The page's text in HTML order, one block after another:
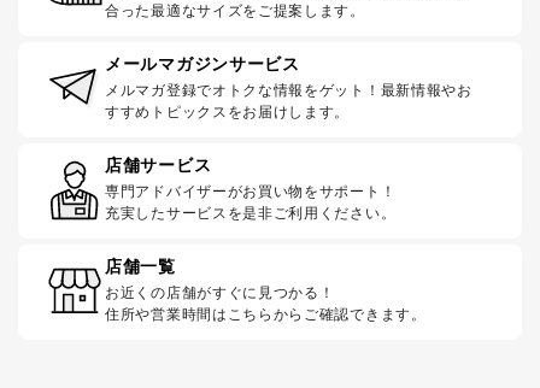
合った最適なサイズをご提案します。
メールマガジンサービス
メルマガ登録でオトクな情報をゲット！最新情報やお
すすめトピックスをお届けします。
店舗サービス
専門アドバイザーがお買い物をサポート！
充実したサービスを是非ご利用ください。
店舗一覧
お近くの店舗がすぐに見つかる！
住所や営業時間はこちらからご確認できます。